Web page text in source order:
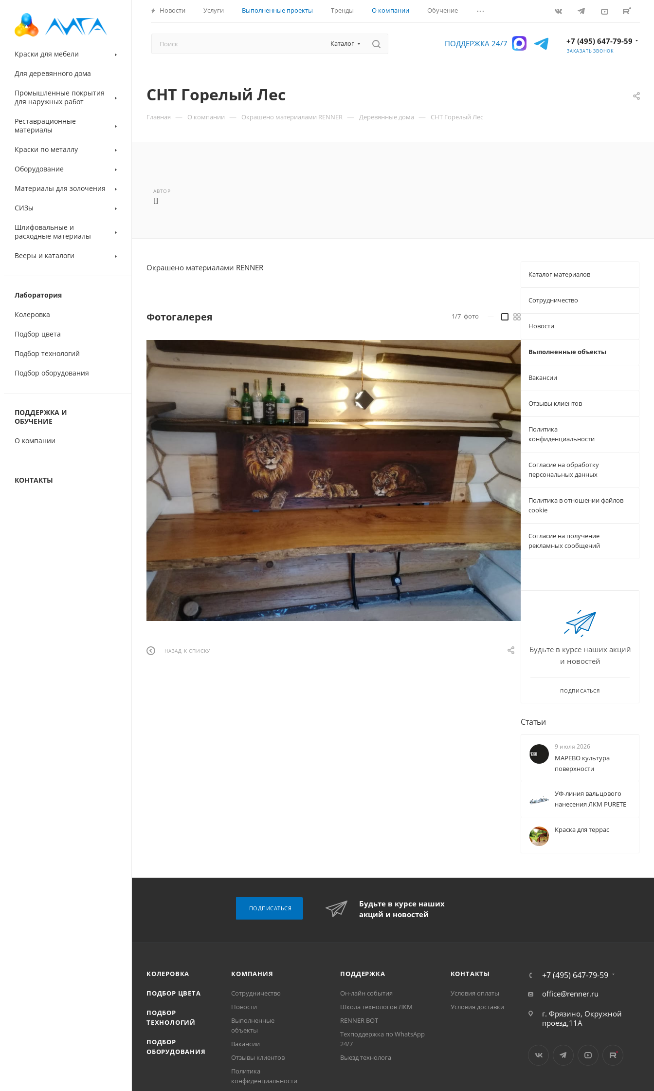
Новости Услуги Выполненные проекты Тренды О компании Обучение ...
Каталог ПОДДЕРЖКА 24/7 +7 (495) 647-79-59
ЗАКАЗАТЬ ЗВОНОК
Краски для мебели
Для деревянного дома
Промышленные покрытия
для наружных работ
Реставрационные
материалы
Краски по металлу
Оборудование
Материалы для золочения
СИЗы
Шлифовальные и
расходные материалы
Вееры и каталоги
Лаборатория
Колеровка
Подбор цвета
Подбор технологий
Подбор оборудования
ПОДДЕРЖКА И
ОБУЧЕНИЕ
О компании
КОНТАКТЫ
СНТ Горелый Лес
Главная — О компании — Окрашено материалами RENNER — Деревянные дома — СНТ Горелый Лес
АВТОР
[]
Окрашено материалами RENNER
Фотогалерея 1/7 фото
НАЗАД К СПИСКУ
Каталог материалов
Сотрудничество
Новости
Выполненные объекты
Вакансии
Отзывы клиентов
Политика
конфиденциальности
Согласие на обработку
персональных данных
Политика в отношении файлов
cookie
Согласие на получение
рекламных сообщений
Будьте в курсе наших акций
и новостей
ПОДПИСАТЬСЯ
Статьи
9 июля 2026
МАРЕВО культура
поверхности
УФ-линия вальцового
нанесения ЛКМ PURETE
Краска для террас
Будьте в курсе наших
акций и новостей
ПОДПИСАТЬСЯ
КОЛЕРОВКА
ПОДБОР ЦВЕТА
ПОДБОР
ТЕХНОЛОГИЙ
ПОДБОР
ОБОРУДОВАНИЯ
КОМПАНИЯ
Сотрудничество
Новости
Выполненные
объекты
Вакансии
Отзывы клиентов
Политика
конфиденциальности
ПОДДЕРЖКА
Он-лайн события
Школа технологов ЛКМ
RENNER BOT
Техподдержка по WhatsApp
24/7
Выезд технолога
КОНТАКТЫ
Условия оплаты
Условия доставки
+7 (495) 647-79-59
office@renner.ru
г. Фрязино, Окружной
проезд,11А